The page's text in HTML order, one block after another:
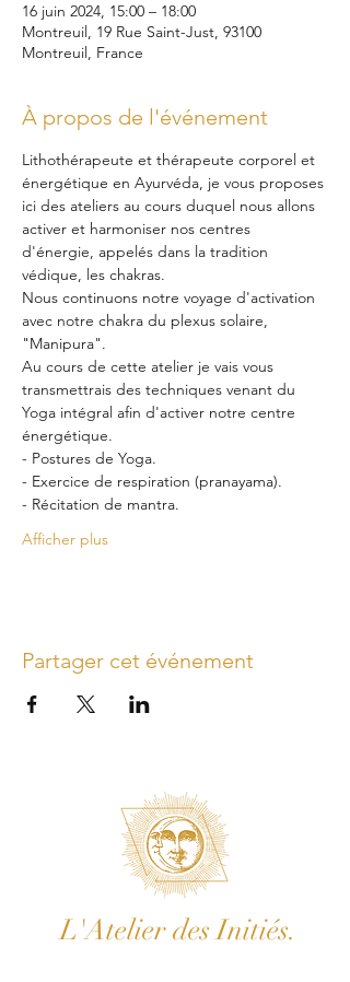
16 juin 2024, 15:00 – 18:00
Montreuil, 19 Rue Saint-Just, 93100
Montreuil, France
À propos de l'événement
Lithothérapeute et thérapeute corporel et
énergétique en Ayurvéda, je vous proposes
ici des ateliers au cours duquel nous allons
activer et harmoniser nos centres
d'énergie, appelés dans la tradition
védique, les chakras.
Nous continuons notre voyage d'activation
avec notre chakra du plexus solaire,
"Manipura".
Au cours de cette atelier je vais vous
transmettrais des techniques venant du
Yoga intégral afin d'activer notre centre
énergétique.
- Postures de Yoga.
- Exercice de respiration (pranayama).
- Récitation de mantra.
Afficher plus
Partager cet événement
L'Atelier des Initiés.